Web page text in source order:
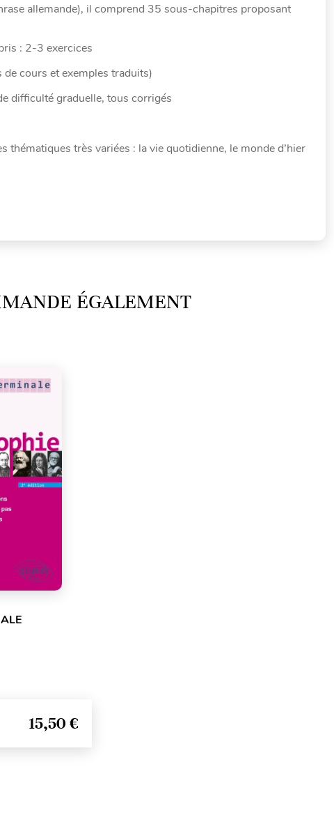
allemande), il comprend 35 sous-chapitres proposant
: 2-3 exercices
de cours et exemples traduits)
difficulté graduelle, tous corrigés
très variées : la vie quotidienne, le monde d’hier
ÉGALEMENT
15,50 €